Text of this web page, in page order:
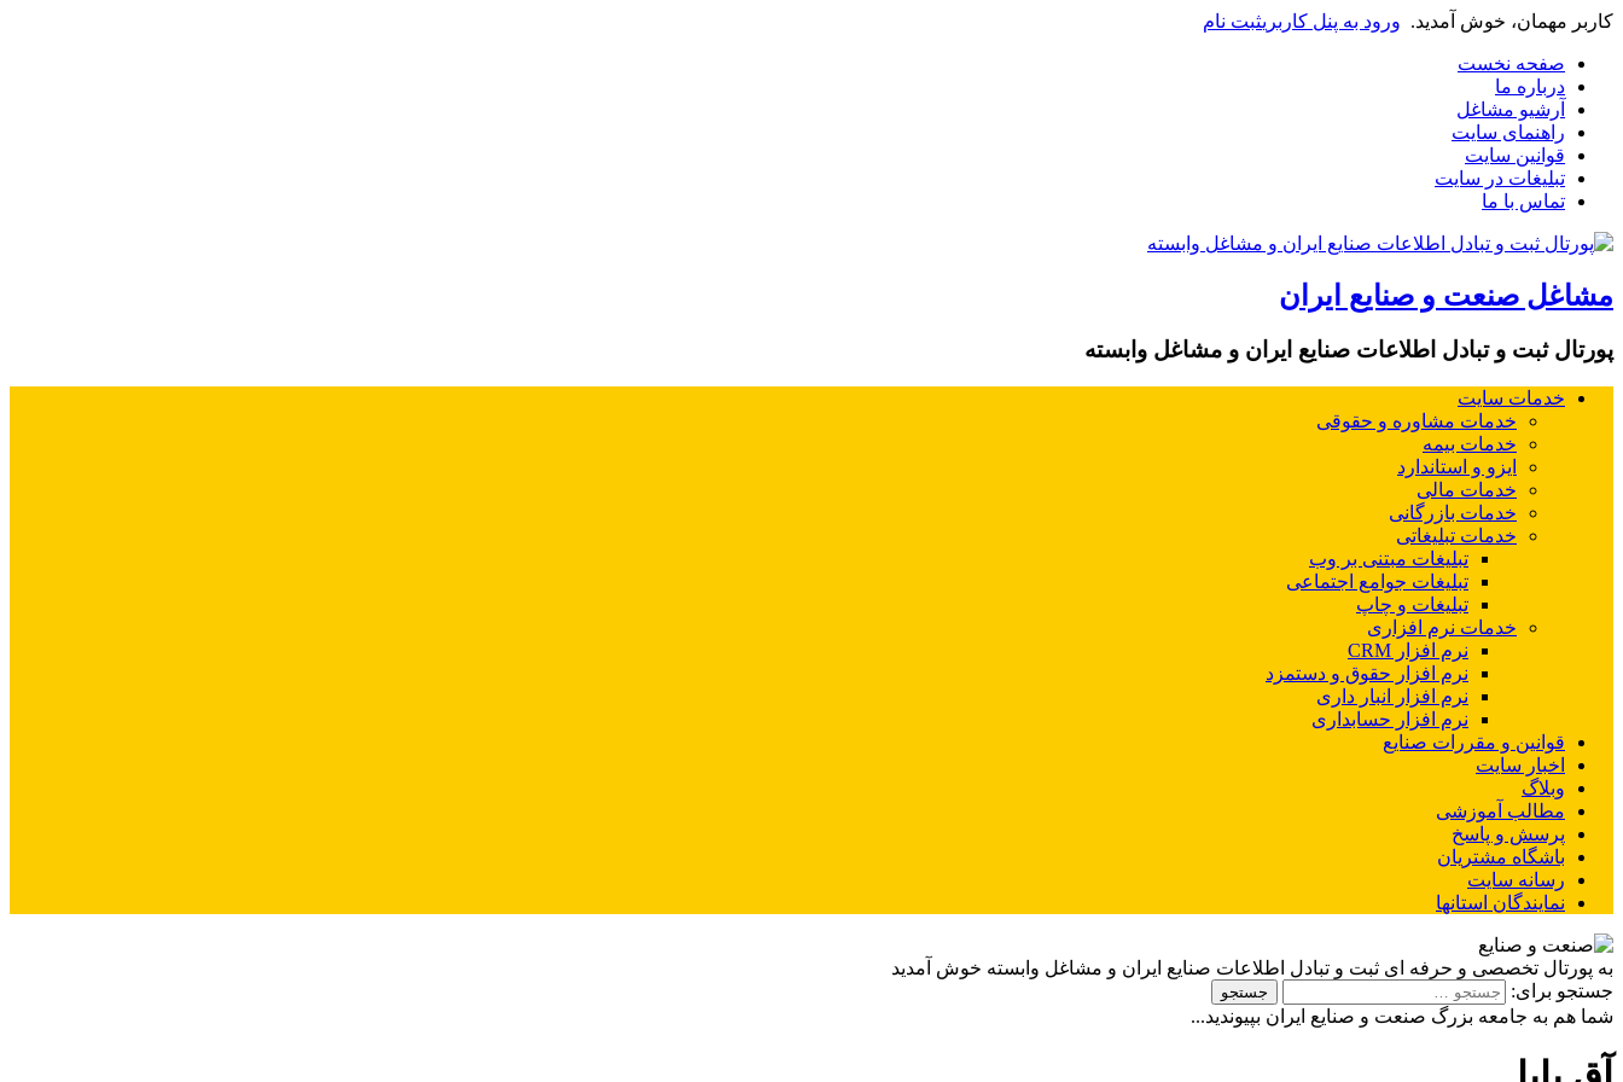
کاربر مهمان، خوش آمدید. ورود به پنل کاربریثبت نام
صفحه نخست
درباره ما
آرشیو مشاغل
راهنمای سایت
قوانین سایت
تبلیغات در سایت
تماس با ما
مشاغل صنعت و صنایع ایران
پورتال ثبت و تبادل اطلاعات صنایع ایران و مشاغل وابسته
خدمات سایت
خدمات مشاوره و حقوقی
خدمات بیمه
ایزو و استاندارد
خدمات مالی
خدمات بازرگانی
خدمات تبلیغاتی
تبلیغات مبتنی بر وب
تبلیغات جوامع اجتماعی
تبلیغات و چاپ
خدمات نرم افزاری
نرم افزار CRM
نرم افزار حقوق و دستمزد
نرم افزار انبار داری
نرم افزار حسابداری
قوانین و مقررات صنایع
اخبار سایت
وبلاگ
مطالب آموزشی
پرسش و پاسخ
باشگاه مشتریان
رسانه سایت
نمایندگان استانها
به پورتال تخصصی و حرفه ای ثبت و تبادل اطلاعات صنایع ایران و مشاغل وابسته خوش آمدید
جستجو برای:
شما هم به جامعه بزرگ صنعت و صنایع ایران بپیوندید...